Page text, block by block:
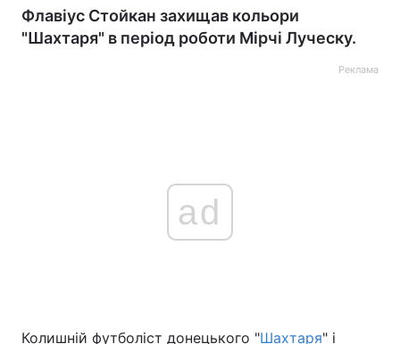
Флавіус Стойкан захищав кольори
"Шахтаря" в період роботи Мірчі Луческу.
Реклама
ad
Колишній футболіст донецького "Шахтаря" і